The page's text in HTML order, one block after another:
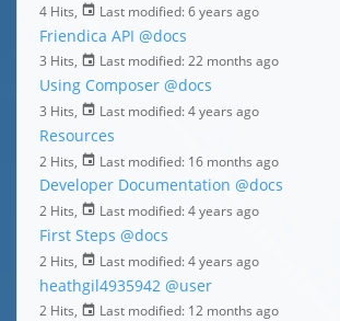
4 Hits, Last modified: 6 years ago
Friendica API @docs
3 Hits, Last modified: 22 months ago
Using Composer @docs
3 Hits, Last modified: 4 years ago
Resources
2 Hits, Last modified: 16 months ago
Developer Documentation @docs
2 Hits, Last modified: 4 years ago
First Steps @docs
2 Hits, Last modified: 4 years ago
heathgil4935942 @user
2 Hits, Last modified: 12 months ago